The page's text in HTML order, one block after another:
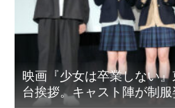
映画『少女は卒業しない
台挨拶。キャスト陣が制服